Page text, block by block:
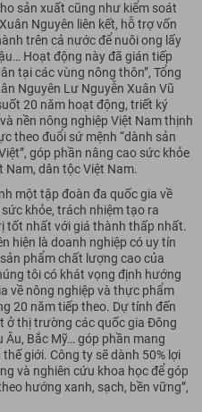
sản xuất cũng như kiểm soát
Nguyên liên kết, hỗ trợ vốn
trên cả nước để nuôi ong lấy
Hoạt động này đã gián tiếp
tại các vùng nông thôn”, Tổng
Nguyên Lư Nguyễn Xuân Vũ
20 năm hoạt động, triết ký
nền nông nghiệp Việt Nam thịnh
theo đuổi sứ mệnh “dành sản
góp phần nâng cao sức khỏe
dân tộc Việt Nam.
một tập đoàn đa quốc gia về
khỏe, trách nhiệm tạo ra
tốt nhất với giá thành thấp nhất.
hiện là doanh nghiệp có uy tín
phẩm chất lượng cao của
tôi có khát vọng định hướng
về nông nghiệp và thực phẩm
20 năm tiếp theo. Dự tính đến
ở thị trường các quốc gia Đông
Âu, Bắc Mỹ… góp phần mang
giới. Công ty sẽ dành 50% lợi
và nghiên cứu khoa học để góp
hướng xanh, sạch, bền vững”,